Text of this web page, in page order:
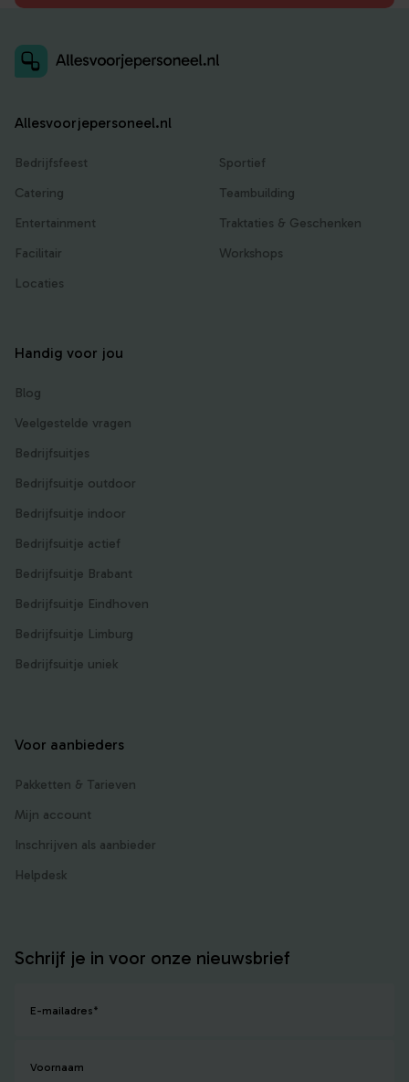
Allesvoorjepersoneel.nl
Bedrijfsfeest
Catering
Entertainment
Facilitair
Locaties
Sportief
Teambuilding
Traktaties & Geschenken
Workshops
Handig voor jou
Blog
Veelgestelde vragen
Bedrijfsuitjes
Bedrijfsuitje outdoor
Bedrijfsuitje indoor
Bedrijfsuitje actief
Bedrijfsuitje Brabant
Bedrijfsuitje Eindhoven
Bedrijfsuitje Limburg
Bedrijfsuitje uniek
Voor aanbieders
Pakketten & Tarieven
Mijn account
Inschrijven als aanbieder
Helpdesk
Schrijf je in voor onze nieuwsbrief
E-mailadres*
Voornaam